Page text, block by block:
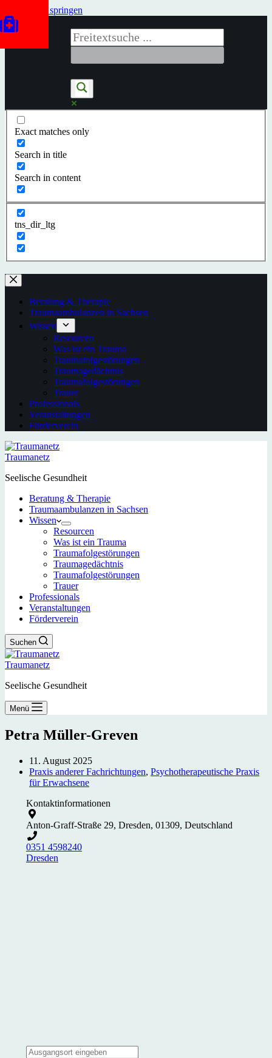
Zum Inhalt springen
Exact matches only
Search in title
Search in content
tns_dir_ltg
Beratung & Therapie
Traumaambulanzen in Sachsen
Wissen
Resourcen
Was ist ein Trauma
Traumafolgestörungen
Traumagedächtnis
Traumafolgestörungen
Trauer
Professionals
Veranstaltungen
Förderverein
Traumanetz
Seelische Gesundheit
Beratung & Therapie
Traumaambulanzen in Sachsen
Wissen
Resourcen
Was ist ein Trauma
Traumafolgestörungen
Traumagedächtnis
Traumafolgestörungen
Trauer
Professionals
Veranstaltungen
Förderverein
Suchen
Traumanetz
Seelische Gesundheit
Menü
Petra Müller-Greven
11. August 2025
Praxis anderer Fachrichtungen, Psychotherapeutische Praxis
für Erwachsene
Kontaktinformationen
Anton-Graff-Straße 29, Dresden, 01309, Deutschland
0351 4598240
Dresden